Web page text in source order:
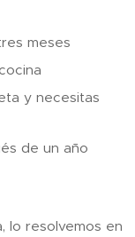
meses
y necesitas
de un año
lo resolvemos en